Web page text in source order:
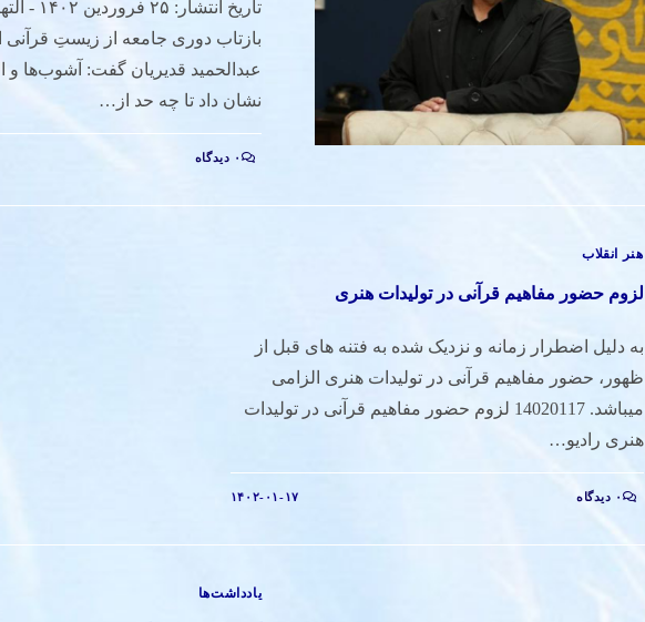
تاریخ
بازتاب دوری جامعه از زیستِ
عبدالحمید قدیریان گفت: آشوب‌ها و
نشان داد تا چه حد از…
۰ دیدگاه
هنر انقلاب
لزوم حضور مفاهیم قرآنی در تولیدات هنری
به دلیل اضطرار زمانه و نزدیک شده به فتنه های قبل از
ظهور، حضور مفاهیم قرآنی در تولیدات هنری الزامی
میباشد. 14020117 لزوم حضور مفاهیم قرآنی در تولیدات
هنری رادیو…
۰ دیدگاه ۱۴۰۲-۰۱-۱۷
یادداشت‌ها